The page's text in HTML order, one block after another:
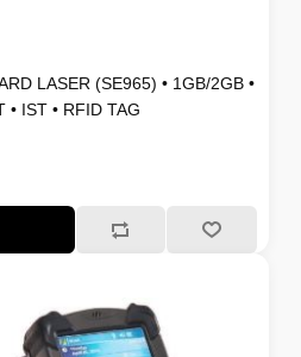
LASER (SE965) • 1GB/2GB •
• IST • RFID TAG